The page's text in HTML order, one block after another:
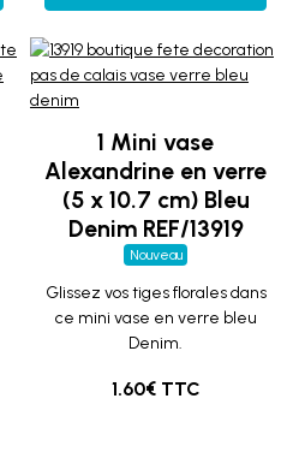
1 Mini vase
Alexandrine en verre
(5 x 10.7 cm) Bleu
Denim REF/13919
Nouveau
Glissez vos tiges florales dans
ce mini vase en verre bleu
Denim.
1.60€ TTC